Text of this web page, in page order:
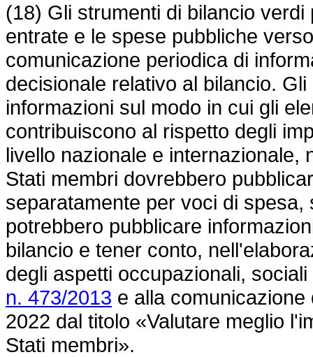
(18) Gli strumenti di bilancio
entrate e le spese pubbliche
comunicazione periodica di
decisionale relativo al bilancio.
informazioni sul modo in cui gli
contribuiscono al rispetto degli
livello nazionale e internazionale,
Stati membri dovrebbero
separatamente per voci di
potrebbero pubblicare
bilancio e tener conto,
degli aspetti occupazionali,
n. 473/2013 e alla
2022 dal titolo «Valutare meglio
Stati membri».